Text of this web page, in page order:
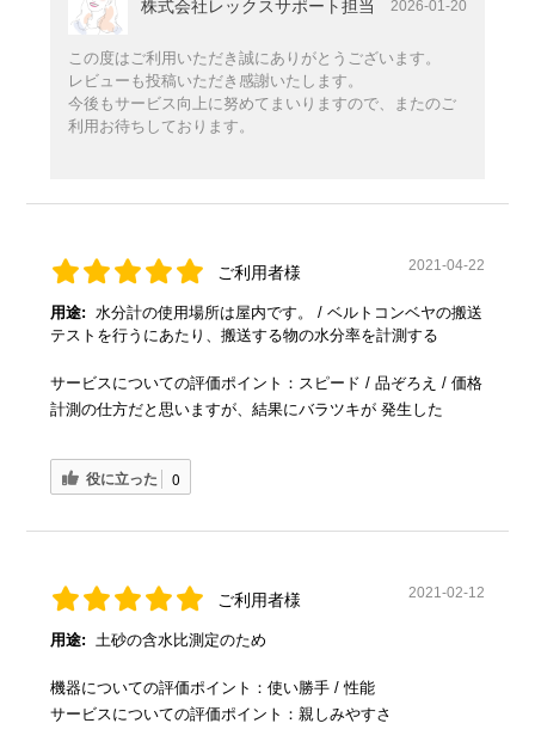
株式会社レックスサポート担当 2026-01-20
この度はご利用いただき誠にありがとうございます。
レビューも投稿いただき感謝いたします。
今後もサービス向上に努めてまいりますので、またのご
利用お待ちしております。
ご利用者様 2021-04-22
用途: 水分計の使用場所は屋内です。 / ベルトコンベヤの搬送
テストを行うにあたり、搬送する物の水分率を計測する
サービスについての評価ポイント：スピード / 品ぞろえ / 価格
計測の仕方だと思いますが、結果にバラツキが 発生した
役に立った 0
ご利用者様 2021-02-12
用途: 土砂の含水比測定のため
機器についての評価ポイント：使い勝手 / 性能
サービスについての評価ポイント：親しみやすさ